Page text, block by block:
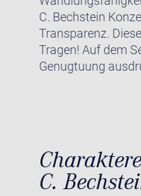
C. Bechstein
Transparenz.
Tragen! Auf dem
Genugtuung
C.